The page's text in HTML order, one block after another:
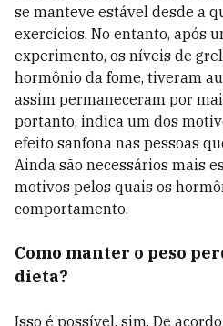
se manteve estável desde a
exercícios. No entanto, após
experimento, os níveis de
hormônio da fome, tiveram
assim permaneceram por
portanto, indica um dos
efeito sanfona nas pessoas
Ainda são necessários mais
motivos pelos quais os
comportamento.
Como manter o peso
dieta?
Isso é possível, sim. De